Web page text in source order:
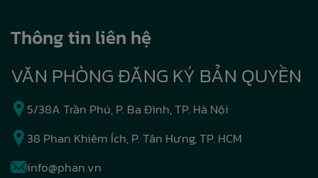
Thông tin liên hệ
VĂN PHÒNG ĐĂNG KÝ BẢN QUYỀN
5/38A Trần Phú, P. Ba Đình, TP. Hà Nội
38 Phan Khiêm Ích, P. Tân Hưng, TP. HCM
info@phan.vn